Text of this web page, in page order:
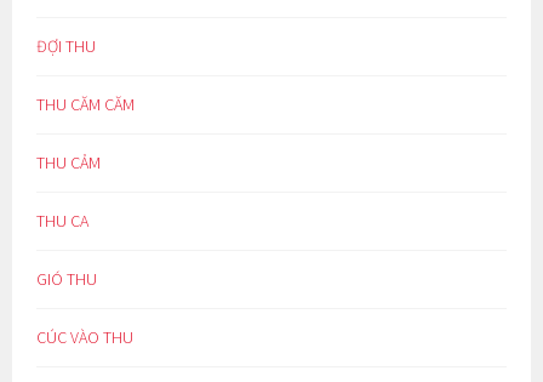
ĐỢI THU
THU CĂM CĂM
THU CẢM
THU CA
GIÓ THU
CÚC VÀO THU